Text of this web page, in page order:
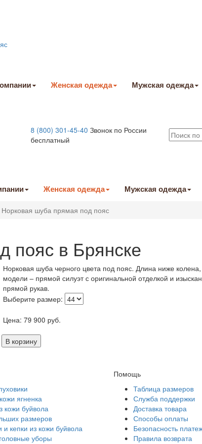
Женская одежда Мужская одежда
8 (800) 301-45-40 Звонок по России
бесплатный
Женская одежда Мужская одежда
Норковая шуба прямая под пояс
пояс в Брянске
Норковая шуба черного цвета под пояс. Длина ниже
модели – прямой силуэт с оригинальной отделкой и
прямой рукав.
Выберите размер:
Цена: 79 900 руб.
В корзину
ягненка
кожи буйвола
размеров
и кепки из кожи буйвола
уборы
Помощь
Таблица размеров
Служба поддержки
Доставка товара
Способы оплаты
Безопасность
Правила возврата